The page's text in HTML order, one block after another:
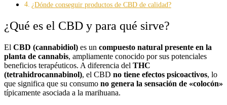
¿Dónde conseguir productos de CBD de calidad?
¿Qué es el CBD y para qué sirve?
El CBD (cannabidiol) es un compuesto natural presente en la
planta de cannabis, ampliamente conocido por sus potenciales
beneficios terapéuticos. A diferencia del THC
(tetrahidrocannabinol), el CBD no tiene efectos psicoactivos, lo
que significa que su consumo no genera la sensación de «colocón»
típicamente asociada a la marihuana.